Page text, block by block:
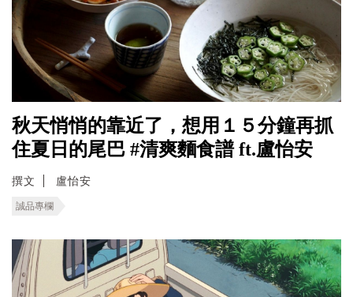
秋天悄悄的靠近了，想用１５分鐘再抓
住夏日的尾巴 #清爽麵食譜 ft.盧怡安
撰文 盧怡安
誠品專欄